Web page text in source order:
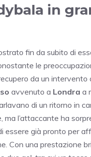
in
fin da subito di
le
da un intervento
avvenuto a Londra a
di un ritorno in
ma l’attaccante ha
essere già pronto per
Con una prestazione